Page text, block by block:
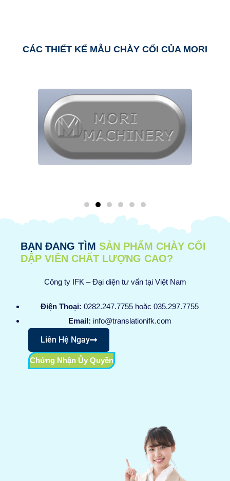
CÁC THIẾT KẾ MẪU CHÀY CỐI CỦA MORI
BẠN ĐANG TÌM SẢN PHẨM CHÀY CỐI
DẬP VIÊN CHẤT LƯỢNG CAO?
Công ty IFK – Đại diện tư vấn tại Việt Nam
Điện Thoại: 0282.247.7755 hoặc 035.297.7755
Email: info@translationifk.com
Liên Hệ Ngay
Chứng Nhận Ủy Quyền